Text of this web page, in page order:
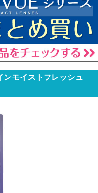
ンモイストフレッシュ